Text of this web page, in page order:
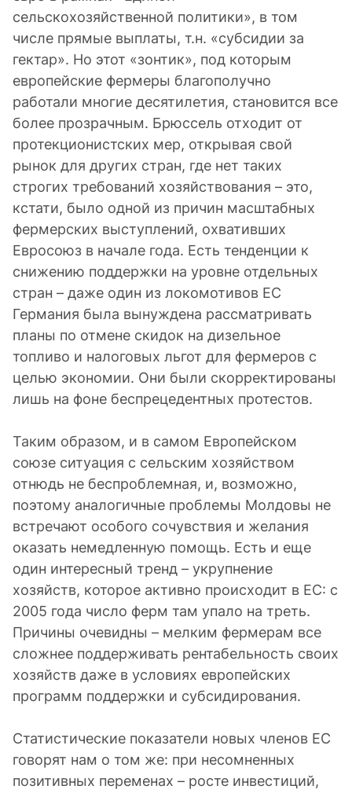
сельскохозяйственной политики», в том
числе прямые выплаты, т.н. «субсидии за
гектар». Но этот «зонтик», под которым
европейские фермеры благополучно
работали многие десятилетия, становится все
более прозрачным. Брюссель отходит от
протекционистских мер, открывая свой
рынок для других стран, где нет таких
строгих требований хозяйствования – это,
кстати, было одной из причин масштабных
фермерских выступлений, охвативших
Евросоюз в начале года. Есть тенденции к
снижению поддержки на уровне отдельных
стран – даже один из локомотивов ЕС
Германия была вынуждена рассматривать
планы по отмене скидок на дизельное
топливо и налоговых льгот для фермеров с
целью экономии. Они были скорректированы
лишь на фоне беспрецедентных протестов.
Таким образом, и в самом Европейском
союзе ситуация с сельским хозяйством
отнюдь не беспроблемная, и, возможно,
поэтому аналогичные проблемы Молдовы не
встречают особого сочувствия и желания
оказать немедленную помощь. Есть и еще
один интересный тренд – укрупнение
хозяйств, которое активно происходит в ЕС: с
2005 года число ферм там упало на треть.
Причины очевидны – мелким фермерам все
сложнее поддерживать рентабельность своих
хозяйств даже в условиях европейских
программ поддержки и субсидирования.
Статистические показатели новых членов ЕС
говорят нам о том же: при несомненных
позитивных переменах – росте инвестиций,